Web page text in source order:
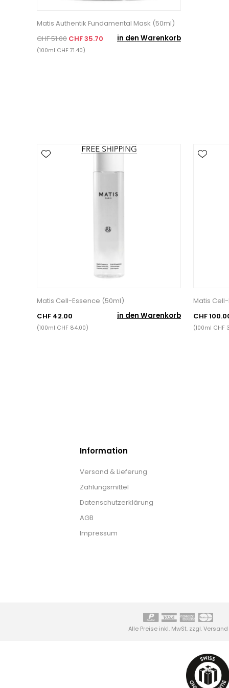
Matis Authentik Fundamental Mask (50ml)
CHF 51.00 CHF 35.70 in den Warenkorb
(100ml CHF 71.40)
Matis Cell-Essence (50ml)
CHF 42.00
in den Warenkorb
(100ml CHF 84.00)
Matis
CHF
(100ml CHF
Information
Versand & Lieferung
Zahlungsmittel
Datenschutzerklärung
AGB
Impressum
Alle Preise inkl. MwSt. zzgl.Versand